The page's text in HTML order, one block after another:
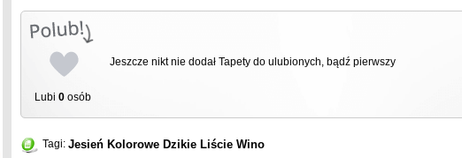
Lubi 0 osób
Jeszcze nikt nie dodał Tapety do ulubionych, bądź pierwszy
Tagi: Jesień Kolorowe Dzikie Liście Wino